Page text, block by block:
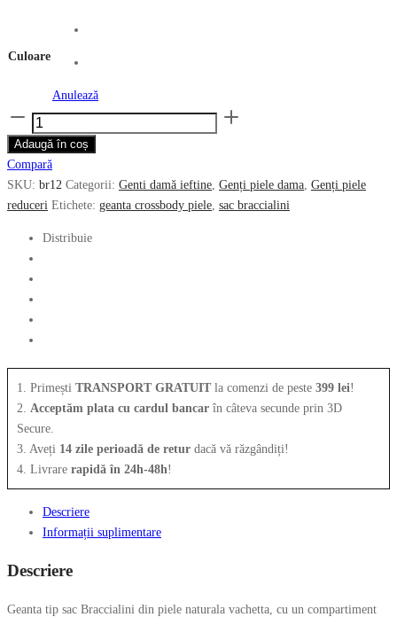
Culoare
Anulează
Cantitate
Geanta
tip
piele
naturala
vachetta
BR12
Adaugă în coș
Compară
SKU: br12 Categorii: Genti damă ieftine Genți piele dama Genți piele
reduceri Etichete: geanta crossbody piele sac braccialini
Distribuie
1. Primești TRANSPORT GRATUIT la comenzi de peste 399 lei!
2. Acceptăm plata cu cardul bancar în câteva secunde prin 3D
Secure.
3. Aveți 14 zile perioadă de retur dacă vă răzgândiți!
4. Livrare rapidă în 24h-48h!
Descriere
Informații suplimentare
Descriere
Geanta tip sac Braccialini din piele naturala vachetta, cu un compartiment